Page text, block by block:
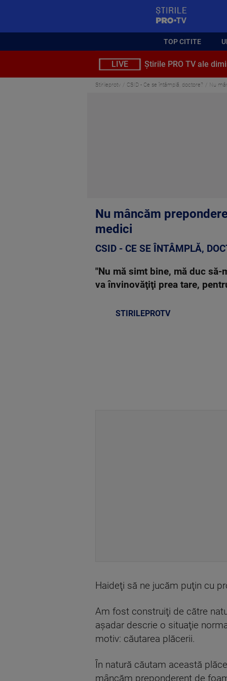
TOP CITITE
LIVE Știrile PRO TV ale
Stirileprotv CSID - Ce se întâmplă, doctore? Nu
Nu mâncăm
medici
CSID - CE SE ÎNTÂMPLĂ,
"Nu mă simt bine, mă duc
va învinovăţiţi prea tare,
STIRILEPROTV
Haideţi să ne jucăm puţin cu
Am fost construiţi de către
aşadar descrie o situaţie
motiv: căutarea plăcerii.
În natură căutam această
mâncăm preponderent de